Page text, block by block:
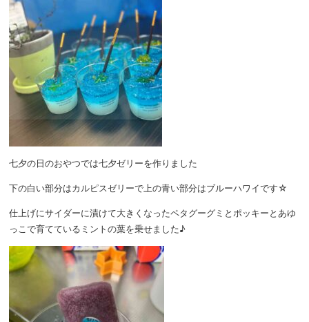
七夕の日のおやつでは七夕ゼリーを作りました
下の白い部分はカルピスゼリーで上の青い部分はブルーハワイです☆
仕上げにサイダーに漬けて大きくなったペタグーグミとポッキーとあゆ
っこで育てているミントの葉を乗せました♪